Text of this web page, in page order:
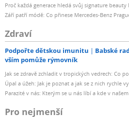
Proč každá generace hledá svůj signature beauty
Září patří módě: Co přinese Mercedes-Benz
Zdraví
Podpořte dětskou imunitu Babské
vším pomůže rýmovník
Jak se zdravě zchladit v tropických vedrech: Co
Úpal a úžeh: Jak je poznat a jak se z nich rychle
Parazité v nás: Kterým se u nás líbí a kde v
Pro nejmenší